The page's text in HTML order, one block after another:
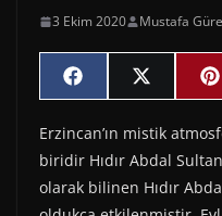
3 Ekim 2020 Mustafa
Share
on
F
a
e
b
o
o
k
Share
on
X
(
w
i
t
t
e
P
i
r
Erzincan’ın mistik
biridir Hıdır Abdal
olarak bilinen Hıdır